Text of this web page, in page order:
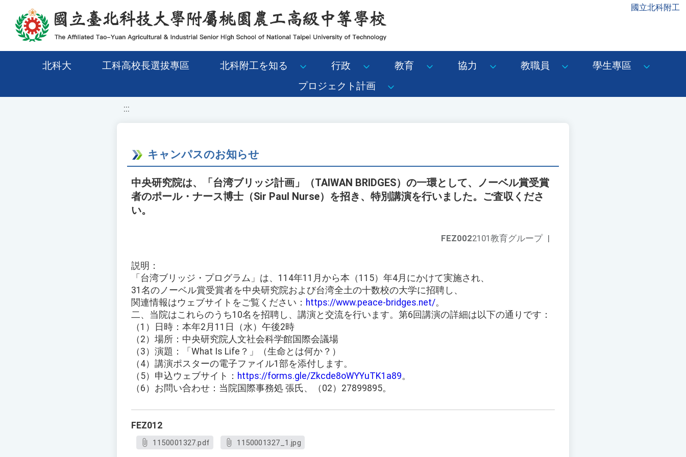
移至網頁之主要內容區位置 國立北科附工
北科大 工科高校長選拔專區 北科附工を知る 行政 教育 協力 教職員
學生專區
プロジェクト計画
:::
キャンパスのお知らせ
中央研究院は、「台湾ブリッジ計画」（TAIWAN BRIDGES）の一環として、ノーベル賞受賞
者のポール・ナース博士（Sir Paul Nurse）を招き、特別講演を行いました。ご査収くださ
い。
FEZ0022101教育グループ |
説明：
「台湾ブリッジ・プログラム」は、114年11月から本（115）年4月にかけて実施され、
31名のノーベル賞受賞者を中央研究院および台湾全土の十数校の大学に招聘し、
関連情報はウェブサイトをご覧ください： https://www.peace-bridges.net/。
二、当院はこれらのうち10名を招聘し、講演と交流を行います。第6回講演の詳細は以下の通りです：
（1）日時：本年2月11日（水）午後2時
（2）場所：中央研究院人文社会科学館国際会議場
（3）演題：「What Is Life？」（生命とは何か？）
（4）講演ポスターの電子ファイル1部を添付します。
（5）申込ウェブサイト： https://forms.gle/Zkcde8oWYYuTK1a89。
（6）お問い合わせ：当院国際事務処 張氏、（02）27899895。
FEZ012
1150001327.pdf 1150001327_1.jpg